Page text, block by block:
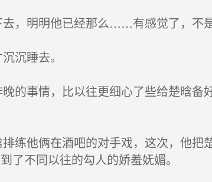
，明明他已经那么……有感觉了，不是
沉睡去。
的事情，比以往更细心了些给楚晗备
练他俩在酒吧的对手戏，这次，他把
了不同以往的勾人的娇羞妩媚。